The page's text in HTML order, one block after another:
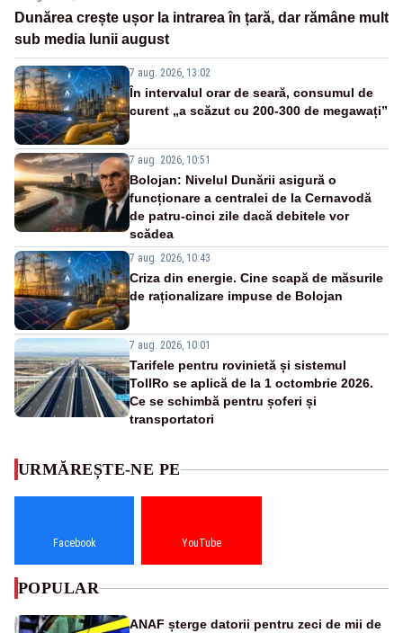
Dunărea crește ușor la intrarea în țară, dar rămâne mult
sub media lunii august
7 aug. 2026, 13:02
În intervalul orar de seară, consumul de
curent „a scăzut cu 200-300 de megawați”
7 aug. 2026, 10:51
Bolojan: Nivelul Dunării asigură o
funcționare a centralei de la Cernavodă
de patru-cinci zile dacă debitele vor
scădea
7 aug. 2026, 10:43
Criza din energie. Cine scapă de măsurile
de raționalizare impuse de Bolojan
7 aug. 2026, 10:01
Tarifele pentru rovinietă și sistemul
TollRo se aplică de la 1 octombrie 2026.
Ce se schimbă pentru șoferi și
transportatori
URMĂREȘTE-NE PE
Facebook YouTube
POPULAR
ANAF șterge datorii pentru zeci de mii de